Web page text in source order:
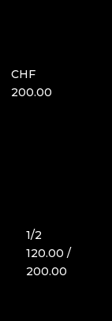
CHF
200.00
1/2
120.00 /
200.00